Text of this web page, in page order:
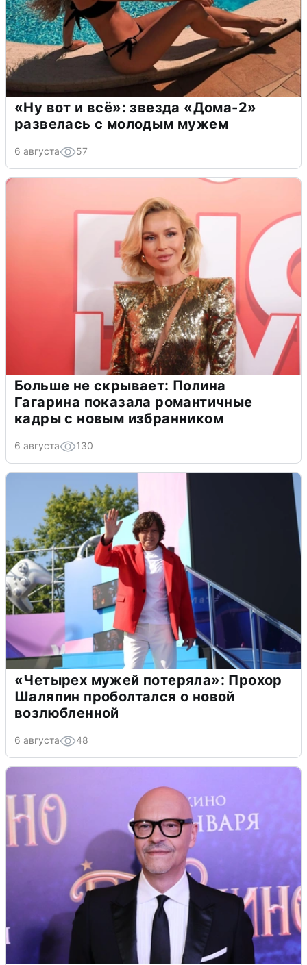
«Ну вот и всё»: звезда «Дома-2»
развелась с молодым мужем
6 августа 57
Больше не скрывает: Полина
Гагарина показала романтичные
кадры с новым избранником
6 августа 130
«Четырех мужей потеряла»: Прохор
Шаляпин проболтался о новой
возлюбленной
6 августа 48